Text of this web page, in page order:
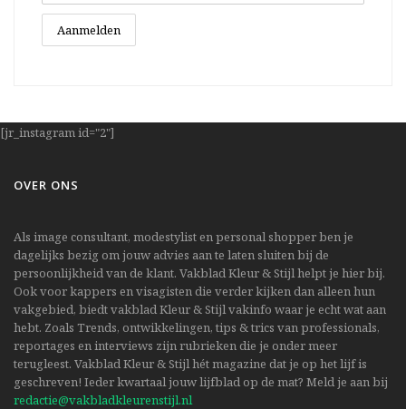
[jr_instagram id="2"]
OVER ONS
Als image consultant, modestylist en personal shopper ben je
dagelijks bezig om jouw advies aan te laten sluiten bij de
persoonlijkheid van de klant. Vakblad Kleur & Stijl helpt je hier bij.
Ook voor kappers en visagisten die verder kijken dan alleen hun
vakgebied, biedt vakblad Kleur & Stijl vakinfo waar je echt wat aan
hebt. Zoals Trends, ontwikkelingen, tips & trics van professionals,
reportages en interviews zijn rubrieken die je onder meer
terugleest. Vakblad Kleur & Stijl hét magazine dat je op het lijf is
geschreven! Ieder kwartaal jouw lijfblad op de mat? Meld je aan bij
redactie@vakbladkleurenstijl.nl